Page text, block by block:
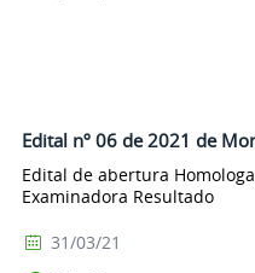
Edital nº 06 de 2021 de
Edital de abertura
Examinadora Resultado
31/03/21